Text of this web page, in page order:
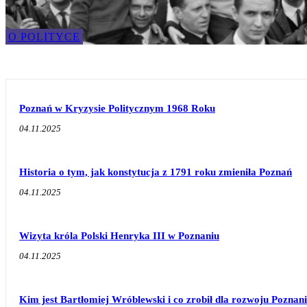
O POLITYCE
Poznań w Kryzysie Politycznym 1968 Roku
04.11.2025
Historia o tym, jak konstytucja z 1791 roku zmieniła Poznań
04.11.2025
Wizyta króla Polski Henryka III w Poznaniu
04.11.2025
Kim jest Bartłomiej Wróblewski i co zrobił dla rozwoju